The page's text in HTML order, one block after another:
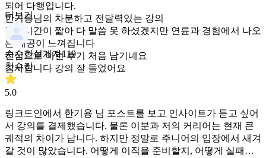
되어 다행입니다.
한기용님의 차분하고 전달력있는 강의
강의시간이 짧아 다 말씀 못 하셨겠지만 연륜과 경험에서 나오
는 내공이 느껴집니다
진심으로 이런 후기 처음 남기네요
감사합니다 강의 잘 들었어요
더보기
순수한설계자119
첫수강
5.0
링크드인에서 한기용 님 포스트를 보고 인사이트가 듣고 싶어
서 강의를 결제했습니다. 물론 이분과 저의 커리어는 현재 큰
궤적의 차이가 납니다. 하지만 정말로 주니어의 입장에서 새겨
갈 것이 많았습니다. 어떻게 이직을 준비할지, 어떻게 실패를